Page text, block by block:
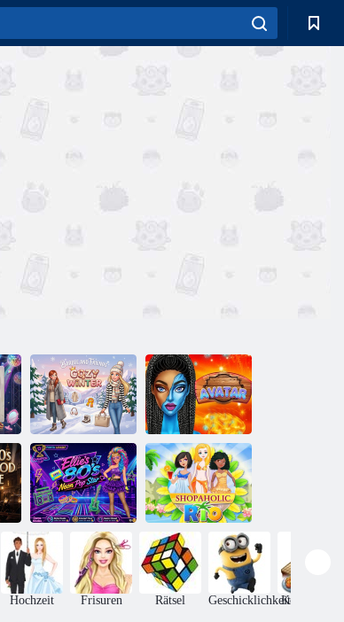
Barbee and
Friends:
Gemütlicher
Winter
Avatar
Ellies Neon-
Popstar aus den
80ern
Shopaholic Rio
Hochzeit Frisuren Rätsel GeschicklichkeitKochspiele